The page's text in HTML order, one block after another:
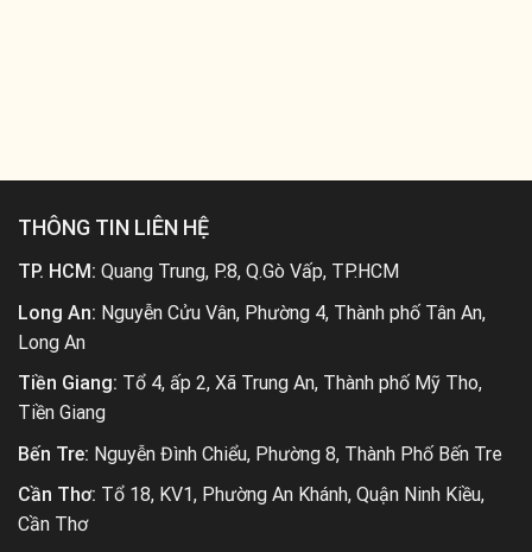
THÔNG TIN LIÊN HỆ
TP. HCM: Quang Trung, P.8, Q.Gò Vấp, TP.HCM
Long An: Nguyễn Cửu Vân, Phường 4, Thành phố Tân An,
Long An
Tiền Giang: Tổ 4, ấp 2, Xã Trung An, Thành phố Mỹ Tho,
Tiền Giang
Bến Tre: Nguyễn Đình Chiểu, Phường 8, Thành Phố Bến Tre
Cần Thơ: Tổ 18, KV1, Phường An Khánh, Quận Ninh Kiều,
Cần Thơ